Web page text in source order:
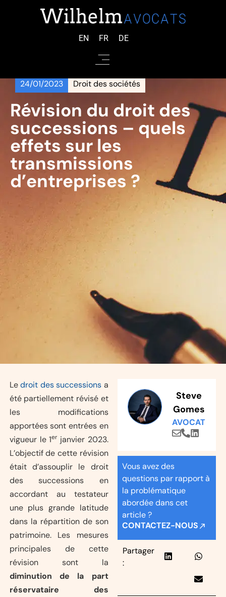
EN FR DE
24/01/2023 Droit des sociétés
Révision du droit des
successions – quels
effets sur les
transmissions
d’entreprises ?
Ledroit des successions a
été partiellement révisé et
les modifications
apportées sont entrées en
vigueur le 1erjanvier 2023.
L’objectif de cette révision
était d’assouplir le droit
des successions en
accordant au testateur
une plus grande latitude
dans la répartition de son
patrimoine. Les mesures
principales de cette
révision sont la
diminution de la part
réservataire des
Steve
Gomes
AVOCAT
Vous avez des
questions par rapport à
la problématique
abordée dans cet
article ?
CONTACTEZ-NOUS
Partager
: